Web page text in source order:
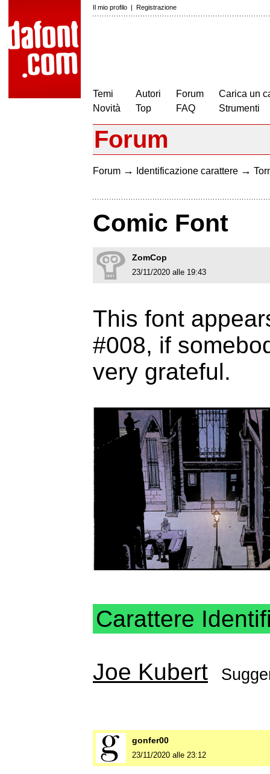
Il mio profilo | Registrazione
Temi
Novità
Autori
Top
Forum
FAQ
Carica un
Strumenti
Forum
Forum → Identificazione carattere →
Comic Font
ZomCop
23/11/2020 alle 19:43
This font
#008, if
very grateful.
Carattere
Joe Kubert
gonfer00
23/11/2020 alle 23:12